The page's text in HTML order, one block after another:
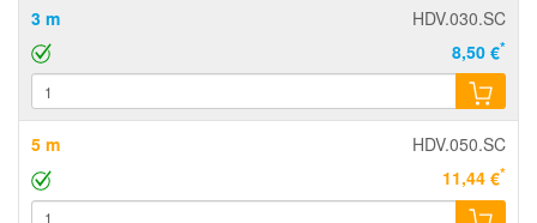
3 m
HDV.030.SC
8,50 €*
5 m
HDV.050.SC
11,44 €*